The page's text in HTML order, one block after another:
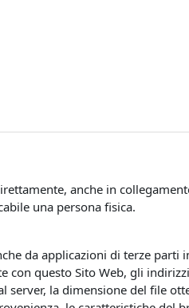
anche in
una persona fisica.
da applicazioni di terze parti
questo Sito Web, gli
la dimensione del file